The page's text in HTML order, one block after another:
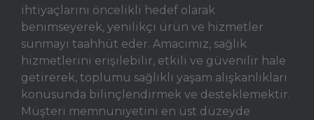
ihtiyaçlarını öncelikli hedef olarak
benimseyerek, yenilikçi ürün ve hizmetler
sunmayı taahhüt eder. Amacımız, sağlık
hizmetlerini erişilebilir, etkili ve güvenilir hale
getirerek, toplumu sağlıklı yaşam alışkanlıkları
konusunda bilinçlendirmek ve desteklemektir.
Müşteri memnuniyetini en üst düzeyde